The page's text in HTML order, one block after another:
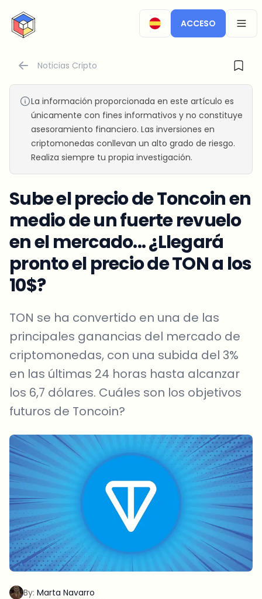
CryptoTicker
ACCESO
Noticias Cripto
La información proporcionada en este artículo es
únicamente con fines informativos y no constituye
asesoramiento financiero. Las inversiones en
criptomonedas conllevan un alto grado de riesgo.
Realiza siempre tu propia investigación.
Sube el precio de Toncoin en
medio de un fuerte revuelo
en el mercado... ¿Llegará
pronto el precio de TON a los
10$?
TON se ha convertido en una de las
principales ganancias del mercado de
criptomonedas, con una subida del 3%
en las últimas 24 horas hasta alcanzar
los 6,7 dólares. Cuáles son los objetivos
futuros de Toncoin?
By: Marta Navarro